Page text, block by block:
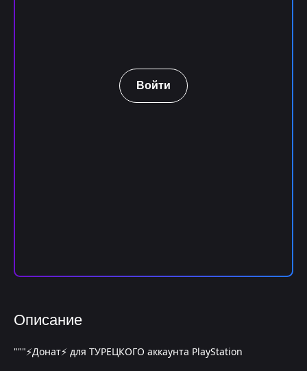
Войти
Описание
"""⚡Донат⚡ для ТУРЕЦКОГО аккаунта PlayStation